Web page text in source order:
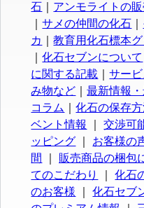
石
アンモライトの
｜サメの仲間の化石
カ
｜教育用化石標本
｜化石セブンについて
に関する記載 ｜サー
み物など ｜最新情報
コラム
｜化石の保存
ベント情報
｜交渉可
ッピング
お客様の
間
販売商品の梱包
てのこだわり
｜化石
のお客様 ｜化石セブ